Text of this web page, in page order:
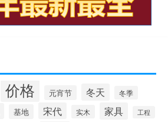
价格 元宵节 冬天 冬季
基地 宋代 实木 家具 工程